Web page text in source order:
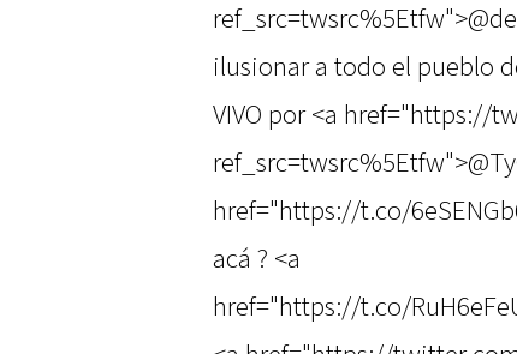
ilusionar a todo el pueblo
VIVO por <a href="https://
href="https://t.co/
acá ? <a
href="https://t.co/